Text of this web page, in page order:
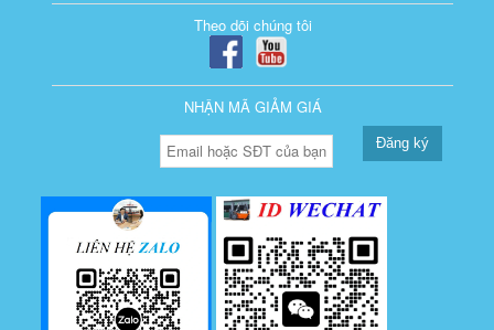
Theo dõi chúng tôi
NHẬN MÃ GIẢM GIÁ
Đăng ký